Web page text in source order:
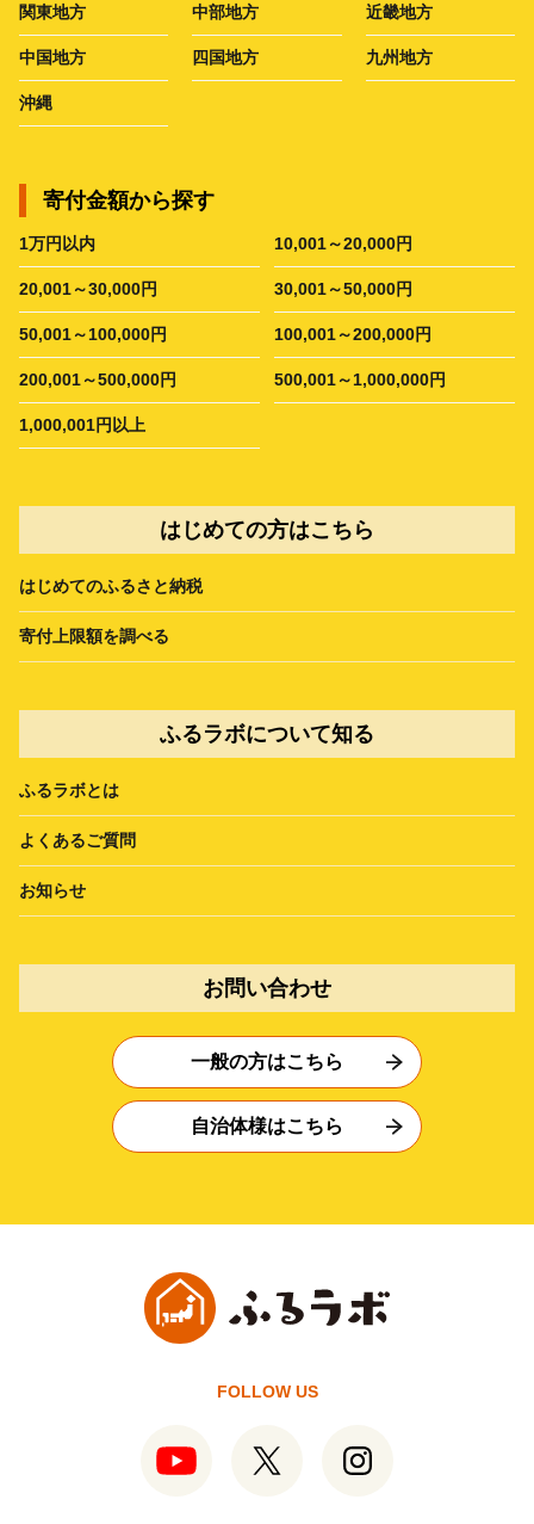
関東地方 中部地方 近畿地方
中国地方 四国地方 九州地方
沖縄
寄付金額から探す
1万円以内 10,001～20,000円
20,001～30,000円 30,001～50,000円
50,001～100,000円 100,001～200,000円
200,001～500,000円 500,001～1,000,000円
1,000,001円以上
はじめての方はこちら
はじめてのふるさと納税
寄付上限額を調べる
ふるラボについて知る
ふるラボとは
よくあるご質問
お知らせ
お問い合わせ
一般の方はこちら
自治体様はこちら
FOLLOW US